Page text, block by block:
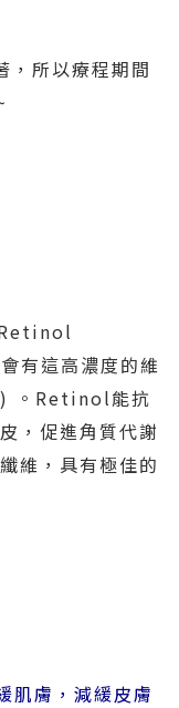
所以療程期間
這高濃度的維
。Retinol能抗
，促進角質代謝
維，具有極佳的
肌膚 ，減緩皮膚